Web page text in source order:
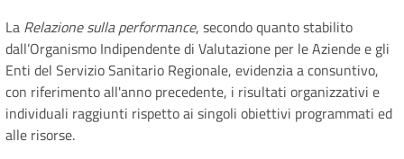
La Relazione sulla performance, secondo quanto stabilito
dall’Organismo Indipendente di Valutazione per le Aziende e gli
Enti del Servizio Sanitario Regionale, evidenzia a consuntivo,
con riferimento all'anno precedente, i risultati organizzativi e
individuali raggiunti rispetto ai singoli obiettivi programmati ed
alle risorse.